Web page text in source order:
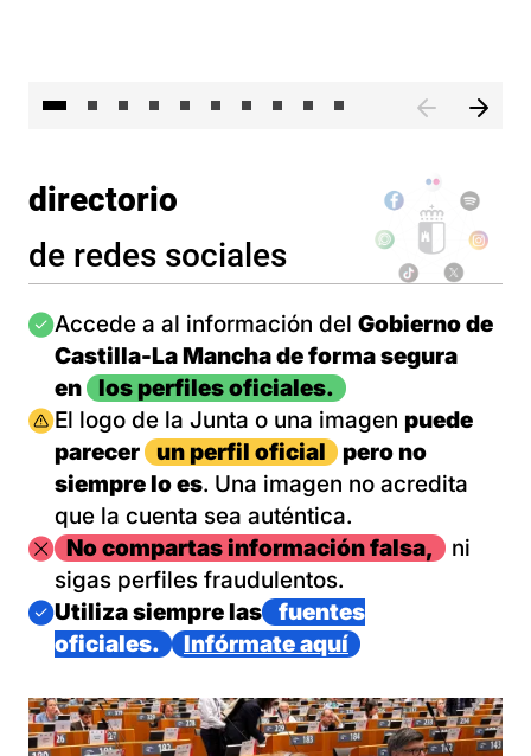
directorio
de redes sociales
Imagen
Accede a al información del Gobierno de
Castilla-La Mancha de forma segura
en
los perfiles oficiales.
Imagen
El logo de la Junta o una imagen puede
parecer
un perfil oficial
pero no
siempre lo es. Una imagen no acredita
que la cuenta sea auténtica.
ImagenNo compartas información falsa,
ni
sigas perfiles fraudulentos.
Imagen
Utiliza siempre las
fuentes
oficiales.
Infórmate aquí